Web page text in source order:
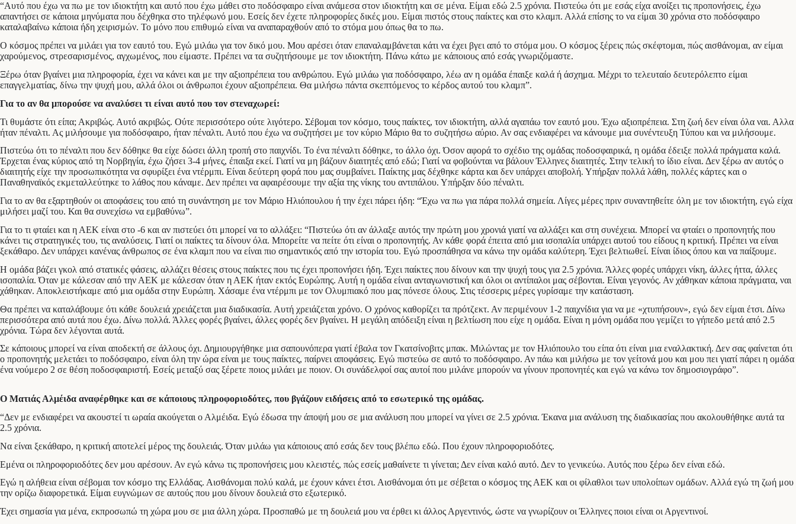
“Αυτό που έχω να πω με τον ιδιοκτήτη και αυτό που έχω μάθει στο ποδόσφαιρο είναι ανάμεσα στον ιδιοκτήτη και σε μένα. Είμαι εδώ 2.5 χρόνια. Πιστεύω ότι με εσάς είχα ανοίξει τις προπονήσεις, έχω
απαντήσει σε κάποια μηνύματα που δέχθηκα στο τηλέφωνό μου. Εσείς δεν έχετε πληροφορίες δικές μου. Είμαι πιστός στους παίκτες και στο κλαμπ. Αλλά επίσης το να είμαι 30 χρόνια στο ποδόσφαιρο
καταλαβαίνω κάποια ήδη χειρισμών. Το μόνο που επιθυμώ είναι να αναπαραχθούν από το στόμα μου όπως θα το πω.
Ο κόσμος πρέπει να μιλάει για τον εαυτό του. Εγώ μιλάω για τον δικό μου. Μου αρέσει όταν επαναλαμβάνεται κάτι να έχει βγει από το στόμα μου. Ο κόσμος ξέρεις πώς σκέφτομαι, πώς αισθάνομαι, αν είμαι
χαρούμενος, στρεσαρισμένος, αγχωμένος, που είμαστε. Πρέπει να τα συζητήσουμε με τον ιδιοκτήτη. Πάνω κάτω με κάποιους από εσάς γνωριζόμαστε.
Ξέρω όταν βγαίνει μια πληροφορία, έχει να κάνει και με την αξιοπρέπεια του ανθρώπου. Εγώ μιλάω για ποδόσφαιρο, λέω αν η ομάδα έπαιξε καλά ή άσχημα. Μέχρι το τελευταίο δευτερόλεπτο είμαι
επαγγελματίας, δίνω την ψυχή μου, αλλά όλοι οι άνθρωποι έχουν αξιοπρέπεια. Θα μιλήσω πάντα σκεπτόμενος το κέρδος αυτού του κλαμπ”.
Για το αν θα μπορούσε να αναλύσει τι είναι αυτό που τον στεναχωρεί:
Τι θυμάστε ότι είπα; Ακριβώς. Αυτό ακριβώς. Ούτε περισσότερο ούτε λιγότερο. Σέβομαι τον κόσμο, τους παίκτες, τον ιδιοκτήτη, αλλά αγαπάω τον εαυτό μου. Έχω αξιοπρέπεια. Στη ζωή δεν είναι όλα ναι. Αλλα
ήταν πέναλτι. Ας μιλήσουμε για ποδόσφαιρο, ήταν πέναλτι. Αυτό που έχω να συζητήσει με τον κύριο Μάριο θα το συζητήσω αύριο. Αν σας ενδιαφέρει να κάνουμε μια συνέντευξη Τύπου και να μιλήσουμε.
Πιστεύω ότι το πέναλτι που δεν δόθηκε θα είχε δώσει άλλη τροπή στο παιχνίδι. Το ένα πέναλτι δόθηκε, το άλλο όχι. Όσον αφορά το σχέδιο της ομάδας ποδοσφαιρικά, η ομάδα έδειξε πολλά πράγματα καλά.
Έρχεται ένας κύριος από τη Νορβηγία, έχω ζήσει 3-4 μήνες, έπαιξα εκεί. Γιατί να μη βάζουν διαιτητές από εδώ; Γιατί να φοβούνται να βάλουν Έλληνες διαιτητές. Στην τελική το ίδιο είναι. Δεν ξέρω αν αυτός ο
διαιτητής είχε την προσωπικότητα να σφυρίξει ένα ντέρμπι. Είναι δεύτερη φορά που μας συμβαίνει. Παίκτης μας δέχθηκε κάρτα και δεν υπάρχει αποβολή. Υπήρξαν πολλά λάθη, πολλές κάρτες και ο
Παναθηναϊκός εκμεταλλεύτηκε το λάθος που κάναμε. Δεν πρέπει να αφαιρέσουμε την αξία της νίκης του αντιπάλου. Υπήρξαν δύο πέναλτι.
Για το αν θα εξαρτηθούν οι αποφάσεις του από τη συνάντηση με τον Μάριο Ηλιόπουλου ή την έχει πάρει ήδη: “Έχω να πω για πάρα πολλά σημεία. Λίγες μέρες πριν συναντηθείτε όλη με τον ιδιοκτήτη, εγώ είχα
μιλήσει μαζί του. Και θα συνεχίσω να εμβαθύνω”.
Για το τι φταίει και η ΑΕΚ είναι στο -6 και αν πιστεύει ότι μπορεί να το αλλάξει: “Πιστεύω ότι αν άλλαξε αυτός την πρώτη μου χρονιά γιατί να αλλάξει και στη συνέχεια. Μπορεί να φταίει ο προπονητής που
κάνει τις στρατηγικές του, τις αναλύσεις. Γιατί οι παίκτες τα δίνουν όλα. Μπορείτε να πείτε ότι είναι ο προπονητής. Αν κάθε φορά έπειτα από μια ισοπαλία υπάρχει αυτού του είδους η κριτική. Πρέπει να είναι
ξεκάθαρο. Δεν υπάρχει κανένας άνθρωπος σε ένα κλαμπ που να είναι πιο σημαντικός από την ιστορία του. Εγώ προσπάθησα να κάνω την ομάδα καλύτερη. Έχει βελτιωθεί. Είναι ίδιος όπου και να παίξουμε.
Η ομάδα βάζει γκολ από στατικές φάσεις, αλλάζει θέσεις στους παίκτες που τις έχει προπονήσει ήδη. Έχει παίκτες που δίνουν και την ψυχή τους για 2.5 χρόνια. Άλλες φορές υπάρχει νίκη, άλλες ήττα, άλλες
ισοπαλία. Όταν με κάλεσαν από την ΑΕΚ με κάλεσαν όταν η ΑΕΚ ήταν εκτός Ευρώπης. Αυτή η ομάδα είναι ανταγωνιστική και όλοι οι αντίπαλοι μας σέβονται. Είναι γεγονός. Αν χάθηκαν κάποια πράγματα, ναι
χάθηκαν. Αποκλειστήκαμε από μια ομάδα στην Ευρώπη. Χάσαμε ένα ντέρμπι με τον Ολυμπιακό που μας πόνεσε όλους. Στις τέσσερις μέρες γυρίσαμε την κατάσταση.
Θα πρέπει να καταλάβουμε ότι κάθε δουλειά χρειάζεται μια διαδικασία. Αυτή χρειάζεται χρόνο. Ο χρόνος καθορίζει τα πρότζεκτ. Αν περιμένουν 1-2 παιχνίδια για να με «χτυπήσουν», εγώ δεν είμαι έτσι. Δίνω
περισσότερα από αυτά που έχω. Δίνω πολλά. Άλλες φορές βγαίνει, άλλες φορές δεν βγαίνει. Η μεγάλη απόδειξη είναι η βελτίωση που είχε η ομάδα. Είναι η μόνη ομάδα που γεμίζει το γήπεδο μετά από 2.5
χρόνια. Τώρα δεν λέγονται αυτά.
Σε κάποιους μπορεί να είναι αποδεκτή σε άλλους όχι. Δημιουργήθηκε μια σαπουνόπερα γιατί έβαλα τον Γκατσίνοβιτς μπακ. Μιλώντας με τον Ηλιόπουλο του είπα ότι είναι μια εναλλακτική. Δεν σας φαίνεται ότι
ο προπονητής μελετάει το ποδόσφαιρο, είναι όλη την ώρα είναι με τους παίκτες, παίρνει αποφάσεις. Εγώ πιστεύω σε αυτό το ποδόσφαιρο. Αν πάω και μιλήσω με τον γείτονά μου και μου πει γιατί πάρει η ομάδα
ένα νούμερο 2 σε θέση ποδοσφαιριστή. Εσείς μεταξύ σας ξέρετε ποιος μιλάει με ποιον. Οι συνάδελφοί σας αυτοί που μιλάνε μπορούν να γίνουν προπονητές και εγώ να κάνω τον δημοσιογράφο”.
Ο Ματιάς Αλμέιδα αναφέρθηκε και σε κάποιους πληροφοριοδότες, που βγάζουν ειδήσεις από το εσωτερικό της ομάδας.
“Δεν με ενδιαφέρει να ακουστεί τι ωραία ακούγεται ο Αλμέιδα. Εγώ έδωσα την άποψή μου σε μια ανάλυση που μπορεί να γίνει σε 2.5 χρόνια. Έκανα μια ανάλυση της διαδικασίας που ακολουθήθηκε αυτά τα
2.5 χρόνια.
Να είναι ξεκάθαρο, η κριτική αποτελεί μέρος της δουλειάς. Όταν μιλάω για κάποιους από εσάς δεν τους βλέπω εδώ. Που έχουν πληροφοριοδότες.
Εμένα οι πληροφοριοδότες δεν μου αρέσουν. Αν εγώ κάνω τις προπονήσεις μου κλειστές, πώς εσείς μαθαίνετε τι γίνεται; Δεν είναι καλό αυτό. Δεν το γενικεύω. Αυτός που ξέρω δεν είναι εδώ.
Εγώ η αλήθεια είναι σέβομαι τον κόσμο της Ελλάδας. Αισθάνομαι πολύ καλά, με έχουν κάνει έτσι. Αισθάνομαι ότι με σέβεται ο κόσμος της ΑΕΚ και οι φίλαθλοι των υπολοίπων ομάδων. Αλλά εγώ τη ζωή μου
την ορίζω διαφορετικά. Είμαι ευγνώμων σε αυτούς που μου δίνουν δουλειά στο εξωτερικό.
Έχει σημασία για μένα, εκπροσωπώ τη χώρα μου σε μια άλλη χώρα. Προσπαθώ με τη δουλειά μου να έρθει κι άλλος Αργεντινός, ώστε να γνωρίζουν οι Έλληνες ποιοι είναι οι Αργεντινοί.